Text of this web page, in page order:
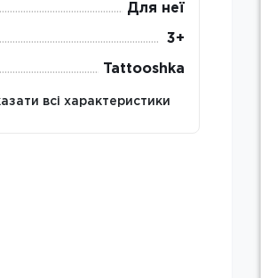
Для неї
3+
Tattooshka
всі характеристики